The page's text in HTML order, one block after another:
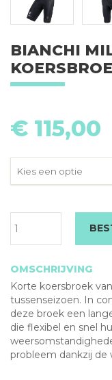
BIANCHI
€ 115,00
Milano
Mulargia
aantal
OMSCHRIJVING
Korte koersbroek
tussenseizoen. In
deze broek een
die flexibel en snel
probleem dankzij